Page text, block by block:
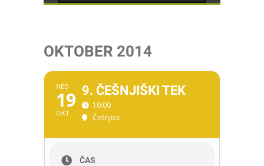
OKTOBER 2014
NED
19
OKT
9. ČEŠNJIŠKI TEK
10:00
Češnjice
ČAS